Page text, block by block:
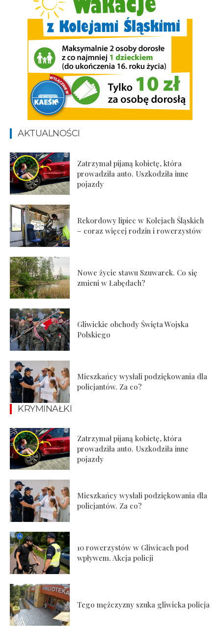
AKTUALNOŚCI
Zatrzymał pijaną kobietę, która
prowadziła auto. Uszkodziła inne
pojazdy
Rekordowy lipiec w Kolejach Śląskich
– coraz więcej rodzin i rowerzystów
Nowe życie stawu Szuwarek. Co się
zmieni w Łabędach?
Gliwickie obchody Święta Wojska
Polskiego
Mieszkańcy wysłali podziękowania dla
policjantów. Za co?
KRYMINAŁKI
Zatrzymał pijaną kobietę, która
prowadziła auto. Uszkodziła inne
pojazdy
Mieszkańcy wysłali podziękowania dla
policjantów. Za co?
10 rowerzystów w Gliwicach pod
wpływem. Akcja policji
Tego mężczyzny szuka gliwicka policja